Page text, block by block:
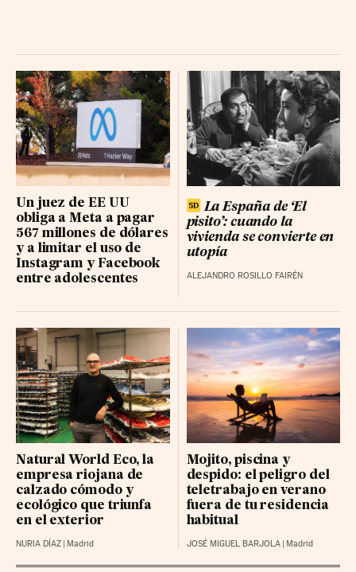
CELLNEX TELECOM BR 27.56 (0.76%)
REPSOL BR 25.28 (-0.18%)
CAIXABANK 12.82 (-0.06%)
FLUIDRA BR 20.36 (0.04%)
FERROVIAL RG 57.36 (0.26%)
PUIG BRANDS B RG 16.88 (0.07%)
LABOR. FARMAC. R BR 58.35 (-0.25%)
IBERDROLA 20.7 (-0.02%)
UNICAJA BANCO BR 3.514 (-0.002%)
BBVA RG 24.6 (0.01%)
LOGISTA INTEGRAL BR 36.7 (0.34%)
NATURGY GRP BR 28.72 (-0.06%)
Un juez de EE UU
obliga a Meta a pagar
567 millones de dólares
y a limitar el uso de
Instagram y Facebook
entre adolescentes
La España de ‘El
pisito’: cuando la
vivienda se convierte en
utopía
ALEJANDRO ROSILLO FAIRÉN
Natural World Eco, la
empresa riojana de
calzado cómodo y
ecológico que triunfa
en el exterior
NURIA DÍAZ Madrid
Mojito, piscina y
despido: el peligro del
teletrabajo en verano
fuera de tu residencia
habitual
JOSÉ MIGUEL BARJOLA Madrid